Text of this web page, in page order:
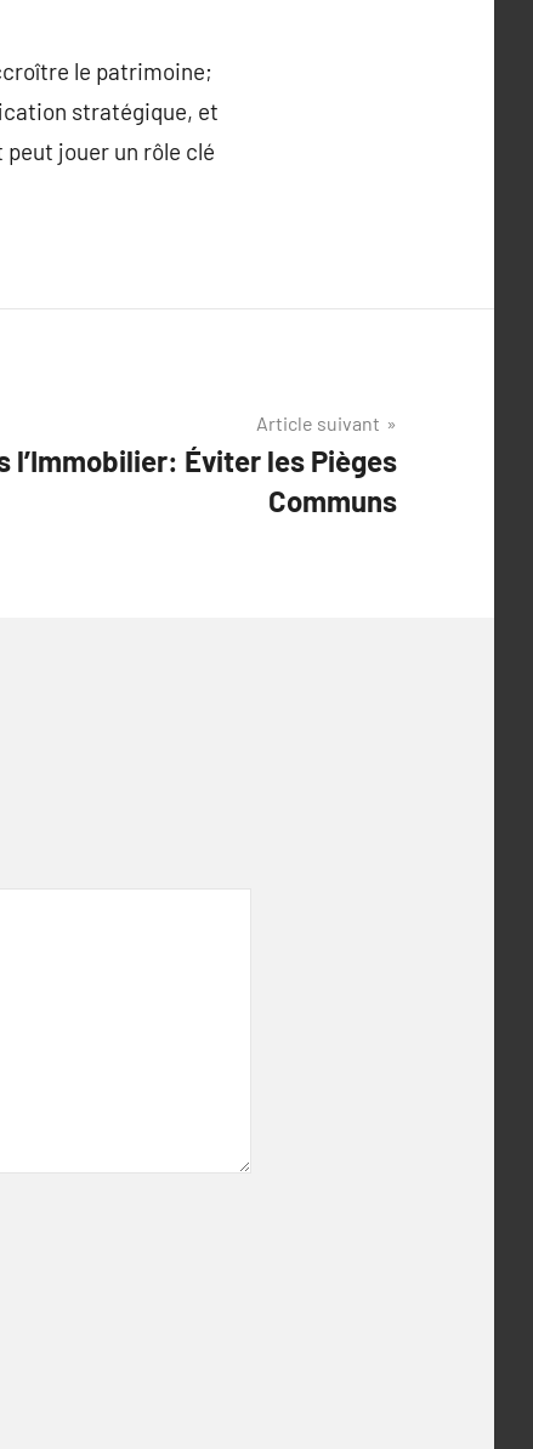
le patrimoine;
stratégique, et
jouer un rôle clé
Article suivant
l’Immobilier: Éviter les Pièges
Communs